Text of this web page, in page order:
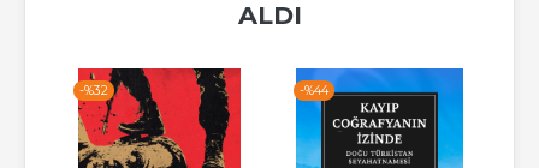
ALDI
-%32 -%44